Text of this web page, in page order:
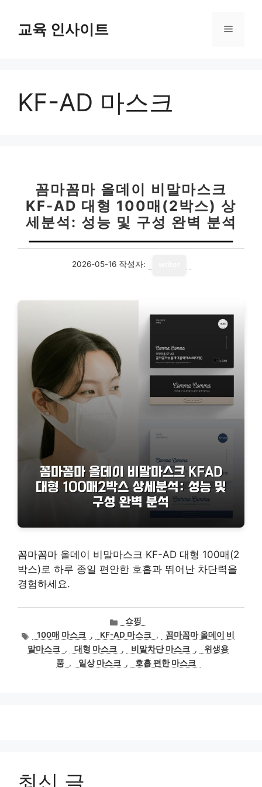
교육 인사이트 메
KF-AD 마스크
꼼마꼼마 올데이 비말마스크
KF-AD 대형 100매(2박스) 상
세분석: 성능 및 구성 완벽 분석
2026-05-16 작성자:
꼼마꼼마 올데이 비말마스크 KF-AD 대형 100매(2
박스)로 하루 종일 편안한 호흡과 뛰어난 차단력을
경험하세요.
카
테
고
리
쇼핑
태
그
100매 마스크 , KF-AD 마스크 ,
꼼마꼼마 올데이 비
말마스크 , 대형 마스크 , 비말차단 마스크 ,
위생용
품 , 일상 마스크 , 호흡 편한 마스크
최신 글